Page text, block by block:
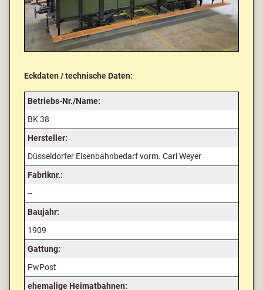
Eckdaten / technische Daten:
Betriebs-Nr./Name:
BK 38
Hersteller:
Düsseldorfer Eisenbahnbedarf vorm. Carl Weyer
Fabriknr.:
--
Baujahr:
1909
Gattung:
PwPost
ehemalige Heimatbahnen: